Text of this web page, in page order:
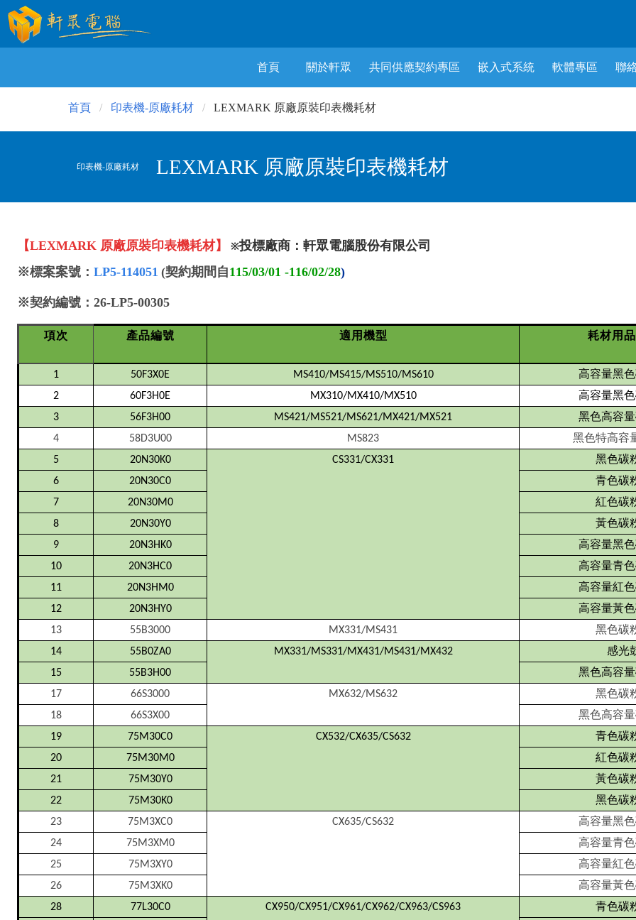
首頁 關於軒眾 共同供應契約專區 嵌入式系統 軟體專區 聯
首頁 印表機-原廠耗材 LEXMARK 原廠原裝印表機耗材
印表機-原廠耗材 LEXMARK 原廠原裝印表機耗材
【LEXMARK 原廠原裝印表機耗材】 ※投標廠商：軒眾電腦股份有限公司
※標案案號： LP5-114051 (契約期間自115/03/01 -116/02/28)
※契約編號：26-LP5-00305
項次 產品編號 適用機型 耗材用
1 50F3X0E MS410/MS415/MS510/MS610 高容量黑
2 60F3H0E MX310/MX410/MX510 高容量黑
3 56F3H00 MS421/MS521/MS621/MX421/MX521 黑色高容
4 58D3U00 MS823 黑色特高容
5 20N30K0 CS331/CX331 黑色碳
6 20N30C0 青色碳
7 20N30M0 紅色碳
8 20N30Y0 黃色碳
9 20N3HK0 高容量黑
10 20N3HC0 高容量青
11 20N3HM0 高容量紅
12 20N3HY0 高容量黃
13 55B3000 MX331/MS431 黑色碳
14 55B0ZA0 MX331/MS331/MX431/MS431/MX432 感光
15 55B3H00 黑色高容
17 66S3000 MX632/MS632 黑色碳
18 66S3X00 黑色高容
19 75M30C0 CX532/CX635/CS632 青色碳
20 75M30M0 紅色碳
21 75M30Y0 黃色碳
22 75M30K0 黑色碳
23 75M3XC0 CX635/CS632 高容量黑
24 75M3XM0 高容量青
25 75M3XY0 高容量紅
26 75M3XK0 高容量黃
28 77L30C0 CX950/CX951/CX961/CX962/CX963/CS963 青色碳